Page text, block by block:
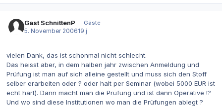
Gast SchnittenP
Gäste
5. November 200619 j
vielen Dank, das ist schonmal nicht schlecht.
Das heisst aber, in dem halben jahr zwischen Anmeldung und
Prüfung ist man auf sich alleine gestellt und muss sich den Stoff
selber erarbeiten oder ? oder halt per Seminar (wobei 5000 EUR ist
echt hart). Dann macht man die Prüfung und ist dann Operative !?
Und wo sind diese Institutionen wo man die Prüfungen ablegt ?